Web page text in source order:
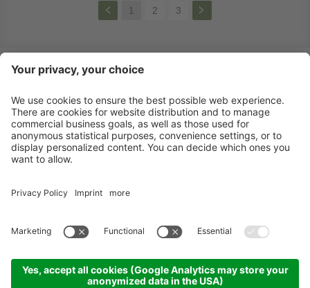
1 2 3
Newsletter
X-Large Travel
I nostri alloggi
Contatto
2026 X-Large Travel - X-Large s.n.c. di Gottfried Walter & Co.. P. IVA e Cod.
Impressum. Sitemap. Impostazioni cookie